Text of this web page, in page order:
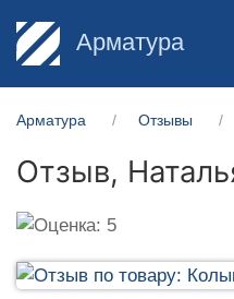
Арматура
Арматура Отзывы
Отзыв,